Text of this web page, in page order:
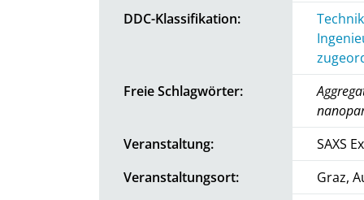
DDC-Klassifikation:
Freie Schlagwörter:
Veranstaltung:
SAXS
Veranstaltungsort:
Graz,